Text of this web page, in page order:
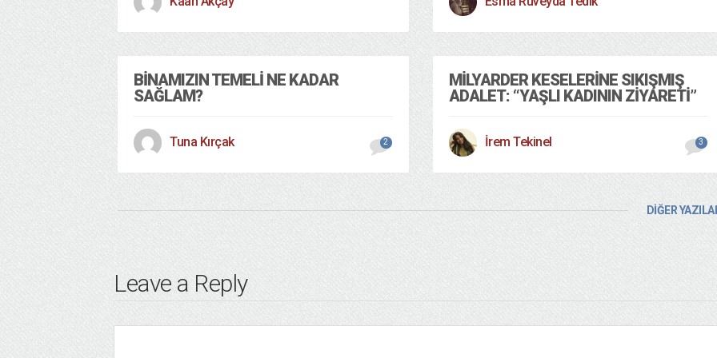
BINAMIZIN TEMELI NE KADAR
SAĞLAM?
Tuna Kırçak 2
MILYARDER KESELERINE SIKIŞMIŞ
ADALET: “YAŞLI KADININ ZIYARETI”
İrem Tekinel 3
DİĞER
Leave a Reply